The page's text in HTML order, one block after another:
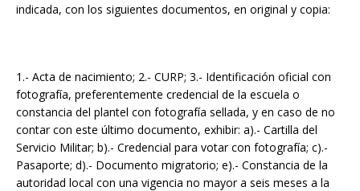
indicada, con los siguientes documentos, en original y copia:
1.- Acta de nacimiento; 2.- CURP; 3.- Identificación oficial con
fotografía, preferentemente credencial de la escuela o
constancia del plantel con fotografía sellada, y en caso de no
contar con este último documento, exhibir: a).- Cartilla del
Servicio Militar; b).- Credencial para votar con fotografía; c).-
Pasaporte; d).- Documento migratorio; e).- Constancia de la
autoridad local con una vigencia no mayor a seis meses a la